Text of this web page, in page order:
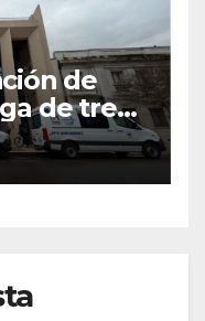
de
de tres
para
Familia